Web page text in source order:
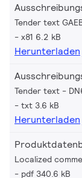
Tender text
x81 6.2 kB
Herunterladen
Tender text -
txt 3.6 kB
Herunterladen
Localized
pdf 340.6 kB